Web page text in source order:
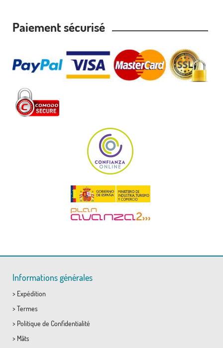
Paiement sécurisé
Informations générales
> Expédition
> Termes
> Politique de Confidentialité
> Mâts